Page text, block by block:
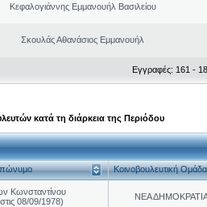
Κεφαλογιάννης Εμμανουήλ Βασιλείου
Σκουλάς Αθανάσιος Εμμανουήλ
Εγγραφές: 161 -
κατά τη διάρκεια της Περιόδου
Κοινοβουλευτική Ομάδα
Κωνσταντίνου
08/09/1978)
ΝΕΑ